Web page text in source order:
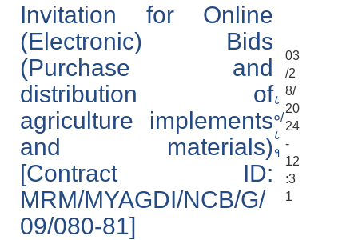
Invitation for Online
(Electronic) Bids
(Purchase and
distribution of
agriculture implements
and materials)
[Contract ID:
MRM/MYAGDI/NCB/G/
09/080-81]
८
०/
८
१
03
/2
8/
20
24
-
12
:3
1